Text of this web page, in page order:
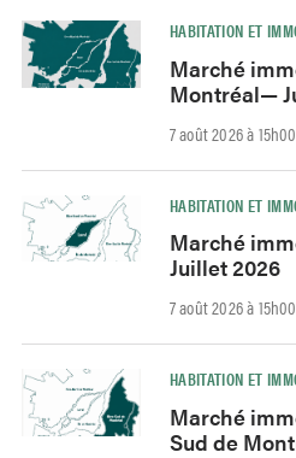
HABITATION ET
Marché
Montréal—
7 août 2026 à 15h00
HABITATION ET
Marché
Juillet 2026
7 août 2026 à 15h00
HABITATION ET
Marché
Sud de